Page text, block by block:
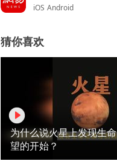
iOS Android
猜你喜欢
为什么说火星上发现生
望的开始？